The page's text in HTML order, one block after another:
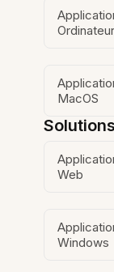
MacOS
Web
Windows